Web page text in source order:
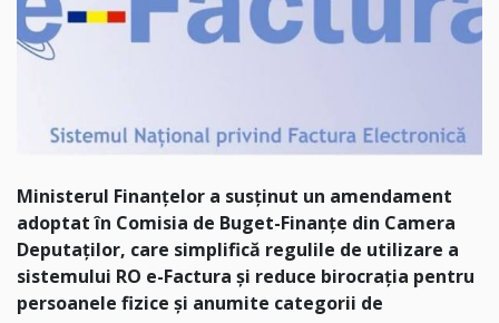
Ministerul Finanțelor a susținut un amendament
adoptat în Comisia de Buget-Finanțe din Camera
Deputaților, care simplifică regulile de utilizare a
sistemului RO e-Factura și reduce birocrația pentru
persoanele fizice și anumite categorii de